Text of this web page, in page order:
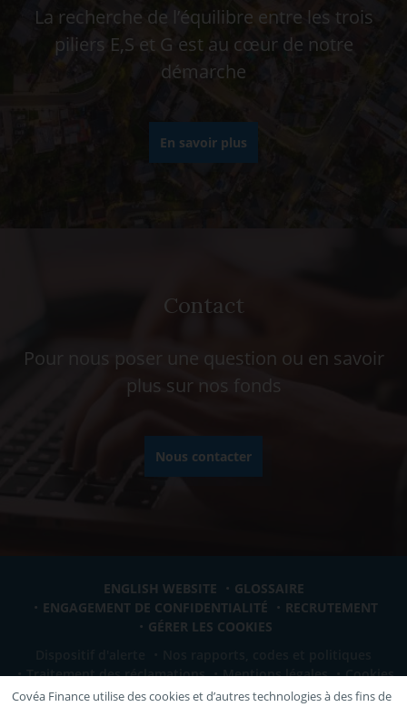
Covéa Finance utilise des cookies et d’autres technologies à des fins de
La recherche de l’équilibre entre les trois
piliers E,S et G est au cœur de notre
démarche
En savoir plus
Contact
Pour nous poser une question ou en savoir
plus sur nos fonds
Nous contacter
ENGLISH WEBSITE
GLOSSAIRE
ENGAGEMENT DE CONFIDENTIALITÉ
RECRUTEMENT
GÉRER LES COOKIES
Traitement des réclamations
Mentions légales Cookies